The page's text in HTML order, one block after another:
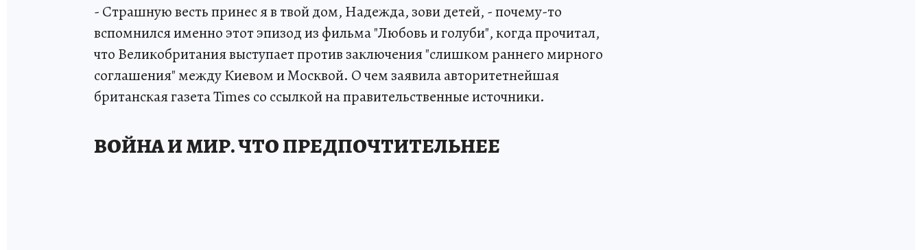
- Страшную весть принес я в твой дом, Надежда, зови детей, - почему-то
вспомнился именно этот эпизод из фильма "Любовь и голуби", когда прочитал,
что Великобритания выступает против заключения "слишком раннего мирного
соглашения" между Киевом и Москвой. О чем заявила авторитетнейшая
британская газета Times со ссылкой на правительственные источники.
ВОЙНА И МИР. ЧТО ПРЕДПОЧТИТЕЛЬНЕЕ